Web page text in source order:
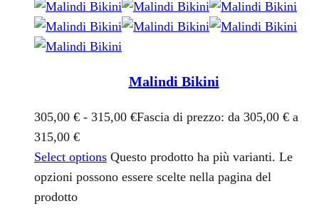
Malindi Bikini
305,00 € - 315,00 €Fascia di prezzo: da 305,00 € a
315,00 €
Select options Questo prodotto ha più varianti. Le
opzioni possono essere scelte nella pagina del
prodotto